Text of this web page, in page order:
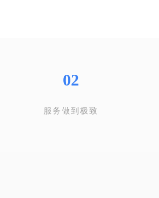
02
服务做到极致